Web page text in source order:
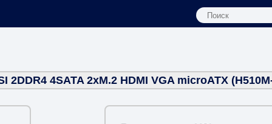
2DDR4 4SATA 2xM.2 HDMI VGA microATX